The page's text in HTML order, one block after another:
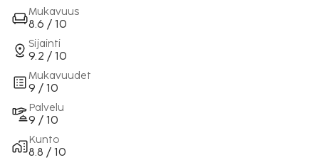
Mukavuus
8.6 / 10
Sijainti
9.2 / 10
Mukavuudet
9 / 10
Palvelu
9 / 10
Kunto
8.8 / 10